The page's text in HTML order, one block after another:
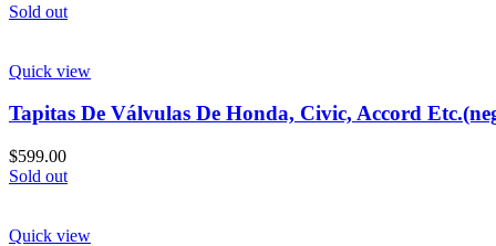
Sold out
Quick view
Tapitas De Válvulas De Honda, Civic, Accord
$599.00
Sold out
Quick view